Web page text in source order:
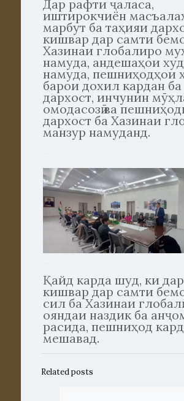
Дар рафти ҷаласа,
иштирокчиён
марбут ба таҳияи
кишвар дар самти
Хазинаи глобалиро
намуда, андешаҳои
намуда, пешниҳодҳои
барои дохил кардан ба
дархост, инчунин
омодасозӣ ва
дархост ба Хазинаи
манзур намуданд.
Қайд карда шуд, ки
кишвар дар самти
сил ба Хазинаи
ояндаи наздик ба
расида, пешниҳод
мешавад.
Related posts